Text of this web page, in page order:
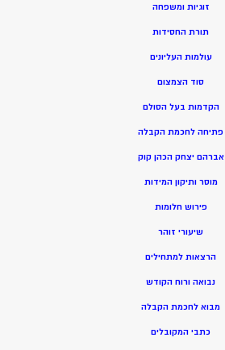
זוגיות ומשפחה
תורת החסידות
עולמות העליונים
סוד הצמצום
הקדמות בעל הסולם
פתיחה לחכמת הקבלה
אברהם יצחק הכהן קוק
מוסר ותיקון המידות
פירוש חלומות
שיעורי זוהר
הרצאות למתחילים
נבואה ורוח הקודש
מבוא לחכמת הקבלה
כתבי המקובלים